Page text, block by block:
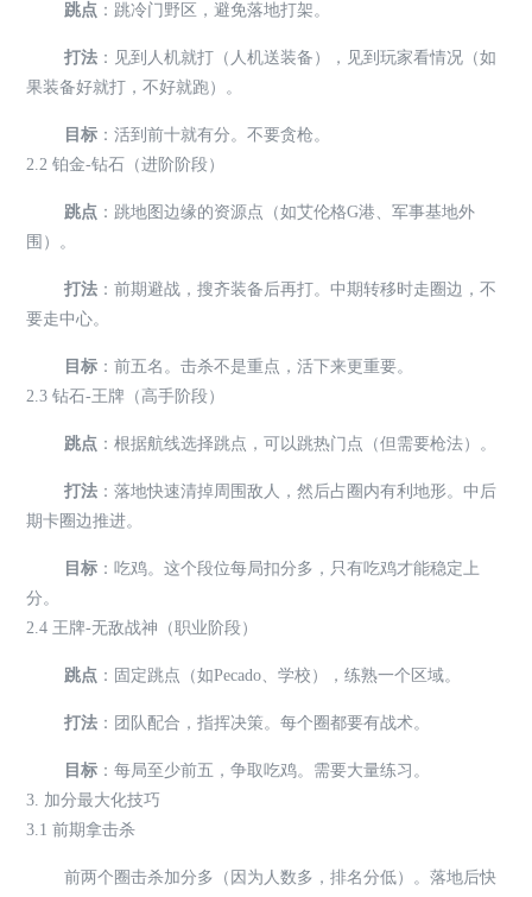
跳点 ：跳冷门野区，避免落地打架。
打法 ：见到人机就打（人机送装备），见到玩家看情况（如
果装备好就打，不好就跑）。
目标 ：活到前十就有分。不要贪枪。
2.2 铂金-钻石（进阶阶段）
跳点 ：跳地图边缘的资源点（如艾伦格G港、军事基地外
围）。
打法 ：前期避战，搜齐装备后再打。中期转移时走圈边，不
要走中心。
目标 ：前五名。击杀不是重点，活下来更重要。
2.3 钻石-王牌（高手阶段）
跳点 ：根据航线选择跳点，可以跳热门点（但需要枪法）。
打法 ：落地快速清掉周围敌人，然后占圈内有利地形。中后
期卡圈边推进。
目标 ：吃鸡。这个段位每局扣分多，只有吃鸡才能稳定上
分。
2.4 王牌-无敌战神（职业阶段）
跳点 ：固定跳点（如Pecado、学校），练熟一个区域。
打法 ：团队配合，指挥决策。每个圈都要有战术。
目标 ：每局至少前五，争取吃鸡。需要大量练习。
3. 加分最大化技巧
3.1 前期拿击杀
前两个圈击杀加分多（因为人数多，排名分低）。落地后快